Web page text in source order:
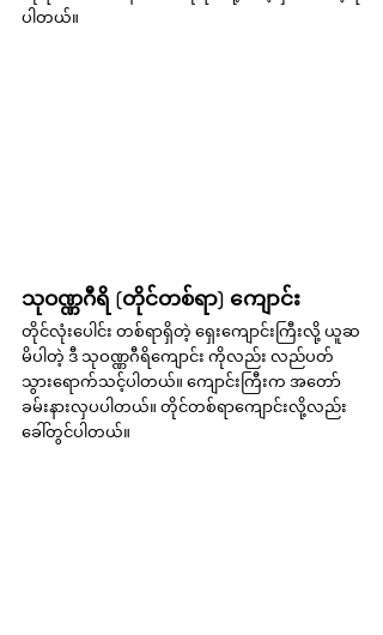
ပါတယ်။
သုဝဏ္ဏဂီရိ (တိုင်တစ်ရာ) ကျောင်း
တိုင်လုံးပေါင်း တစ်ရာရှိတဲ့ ရှေးကျောင်းကြီးလို့ ယူဆ
မိပါတဲ့ ဒီ သုဝဏ္ဏဂီရိကျောင်း ကိုလည်း လည်ပတ်
သွားရောက်သင့်ပါတယ်။ ကျောင်းကြီးက အတော်
ခမ်းနားလှပပါတယ်။ တိုင်တစ်ရာကျောင်းလို့လည်း
ခေါ်တွင်ပါတယ်။